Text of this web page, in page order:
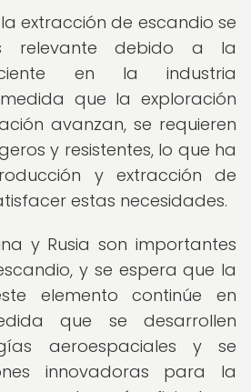
extracción de escandio se
relevante debido a la
en la industria
que la exploración
avanzan, se requieren
y resistentes, lo que ha
y extracción de
estas necesidades.
y Rusia son importantes
y se espera que la
elemento continúe en
que se desarrollen
aeroespaciales y se
innovadoras para la